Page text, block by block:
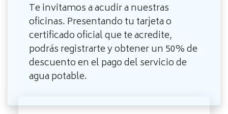
Te invitamos a acudir a nuestras
oficinas. Presentando tu tarjeta o
certificado oficial que te acredite,
podrás registrarte y obtener un 50% de
descuento en el pago del servicio de
agua potable.